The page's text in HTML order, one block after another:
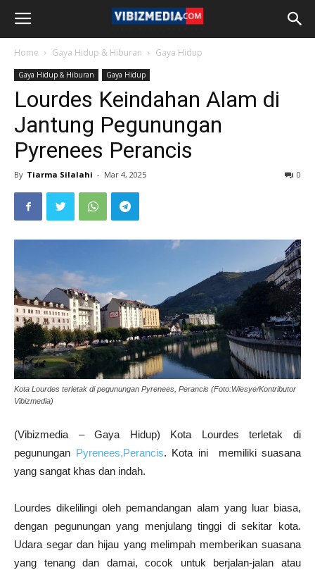
Home Gaya Hidup & Hiburan Gaya Hidup
Gaya Hidup & Hiburan Gaya Hidup
Lourdes Keindahan Alam di
Jantung Pegunungan
Pyrenees Perancis
By Tiarma Silalahi - Mar 4, 2025 0
Kota Lourdes terletak di pegunungan Pyrenees, Perancis (Foto:Wiesye/Kontributor
Vibizmedia)
(Vibizmedia – Gaya Hidup) Kota Lourdes terletak di
pegunungan Pyrenees,Perancis. Kota ini memiliki suasana
yang sangat khas dan indah.
Lourdes dikelilingi oleh pemandangan alam yang luar biasa,
dengan pegunungan yang menjulang tinggi di sekitar kota.
Udara segar dan hijau yang melimpah memberikan suasana
yang tenang dan damai, cocok untuk berjalan-jalan atau